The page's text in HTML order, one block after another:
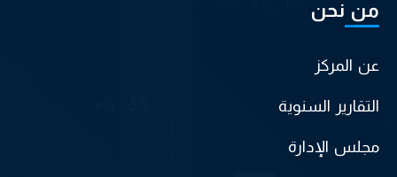
من نحن
عن المركز
التقارير السنوية
مجلس الإدارة